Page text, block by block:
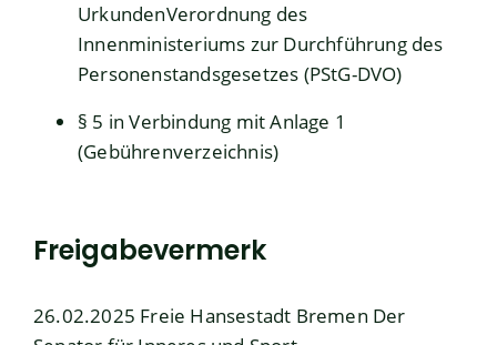
UrkundenVerordnung des
Innenministeriums zur Durchführung des
Personenstandsgesetzes (PStG-DVO)
§ 5 in Verbindung mitAnlage 1
(Gebührenverzeichnis)
Freigabevermerk
26.02.2025 Freie Hansestadt Bremen Der